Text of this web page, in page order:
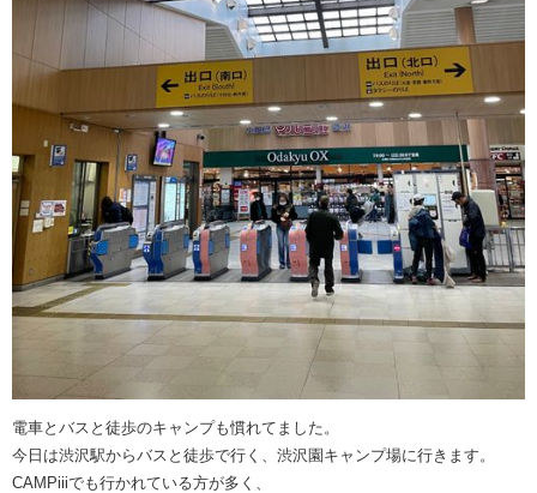
電車とバスと徒歩のキャンプも慣れてました。
今日は渋沢駅からバスと徒歩で行く、渋沢園キャンプ場に行きます。
CAMPiiiでも行かれている方が多く、